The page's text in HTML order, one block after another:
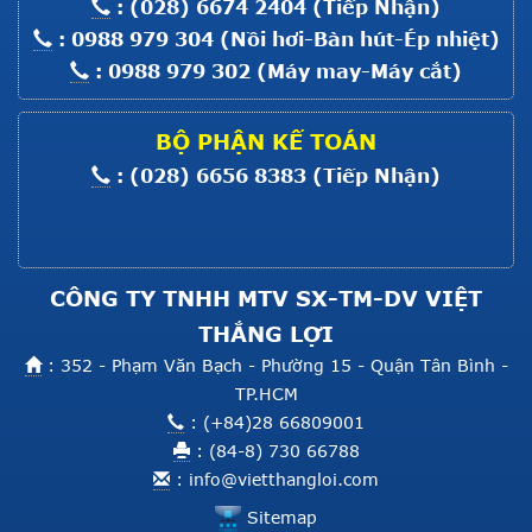
Máy Trải Vải HS SIII-160
Liên hệ
Xem thêm
MOTOR MÁY MỘT KIM ĐIỆN TỬ
8700
: (028) 6674 2404 (Tiếp Nhận)
: 0988 979 304 (Nồi hơi-Bàn hút-Ép nhiệt)
: 0988 979 302 (Máy may-Máy cắt)
BỘ PHẬN KẾ TOÁN
: (028) 6656 8383 (Tiếp Nhận)
CÔNG TY TNHH MTV SX-TM-DV VIỆT
THẮNG LỢI
: 352 - Phạm Văn Bạch - Phường 15 - Quận Tân Bình -
TP.HCM
: (+84)28 66809001
: (84-8) 730 66788
: info@vietthangloi.com
Sitemap